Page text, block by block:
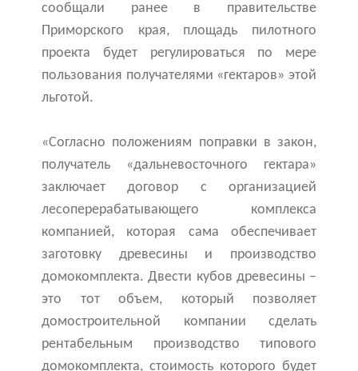
сообщали ранее в правительстве
Приморского края, площадь пилотного
проекта будет регулироваться по мере
пользования получателями «гектаров» этой
льготой.
«Согласно положениям поправки в закон,
получатель «дальневосточного гектара»
заключает договор с организацией
лесоперерабатывающего комплекса
компанией, которая сама обеспечивает
заготовку древесины и производство
домокомплекта. Двести кубов древесины –
это тот объем, который позволяет
домостроительной компании сделать
рентабельным производство типового
домокомплекта, стоимость которого будет